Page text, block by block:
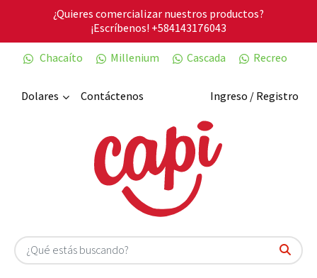
¿Quieres comercializar nuestros productos?
¡Escríbenos!+584143176043
Chacaíto
Millenium Cascada Recreo
Dolares Ingreso / Registro
Contáctenos